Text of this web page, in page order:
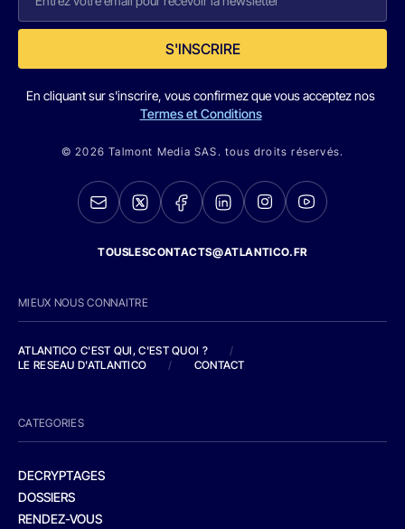
S'INSCRIRE
En cliquant sur s'inscrire, vous confirmez que vous acceptez nos
Termes et Conditions
© 2026 Talmont Media SAS. tous droits réservés.
TOUSLESCONTACTS@ATLANTICO.FR
MIEUX NOUS CONNAITRE
ATLANTICO C'EST QUI, C'EST QUOI ?
/
LE RESEAU D'ATLANTICO
/ CONTACT
CATEGORIES
DECRYPTAGES
DOSSIERS
RENDEZ-VOUS